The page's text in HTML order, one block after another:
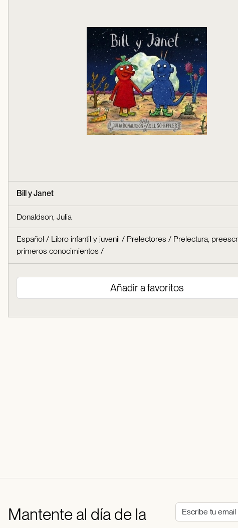
Bill y Janet
Donaldson, Julia
Español / Libro infantil y juvenil / Prelectores / Prelectura,
primeros conocimientos /
Añadir a favoritos
Mantente al día de la